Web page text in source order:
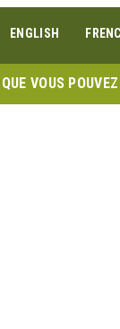
ENGLISH
VOUS